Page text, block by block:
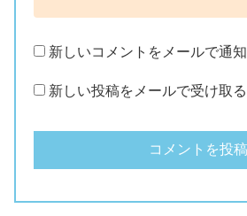
新しいコメントをメールで通知
新しい投稿をメールで受け取る